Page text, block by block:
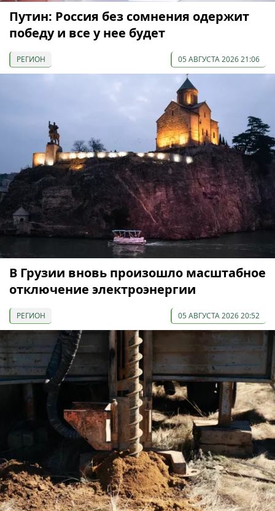
Путин: Россия без сомнения одержит
победу и все у нее будет
РЕГИОН 05 АВГУСТА 2026 21:06
В Грузии вновь произошло масштабное
отключение электроэнергии
РЕГИОН 05 АВГУСТА 2026 20:52